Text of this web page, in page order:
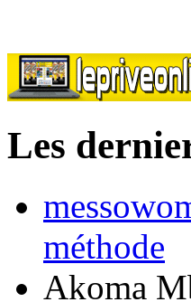
Les
méthode
Akoma